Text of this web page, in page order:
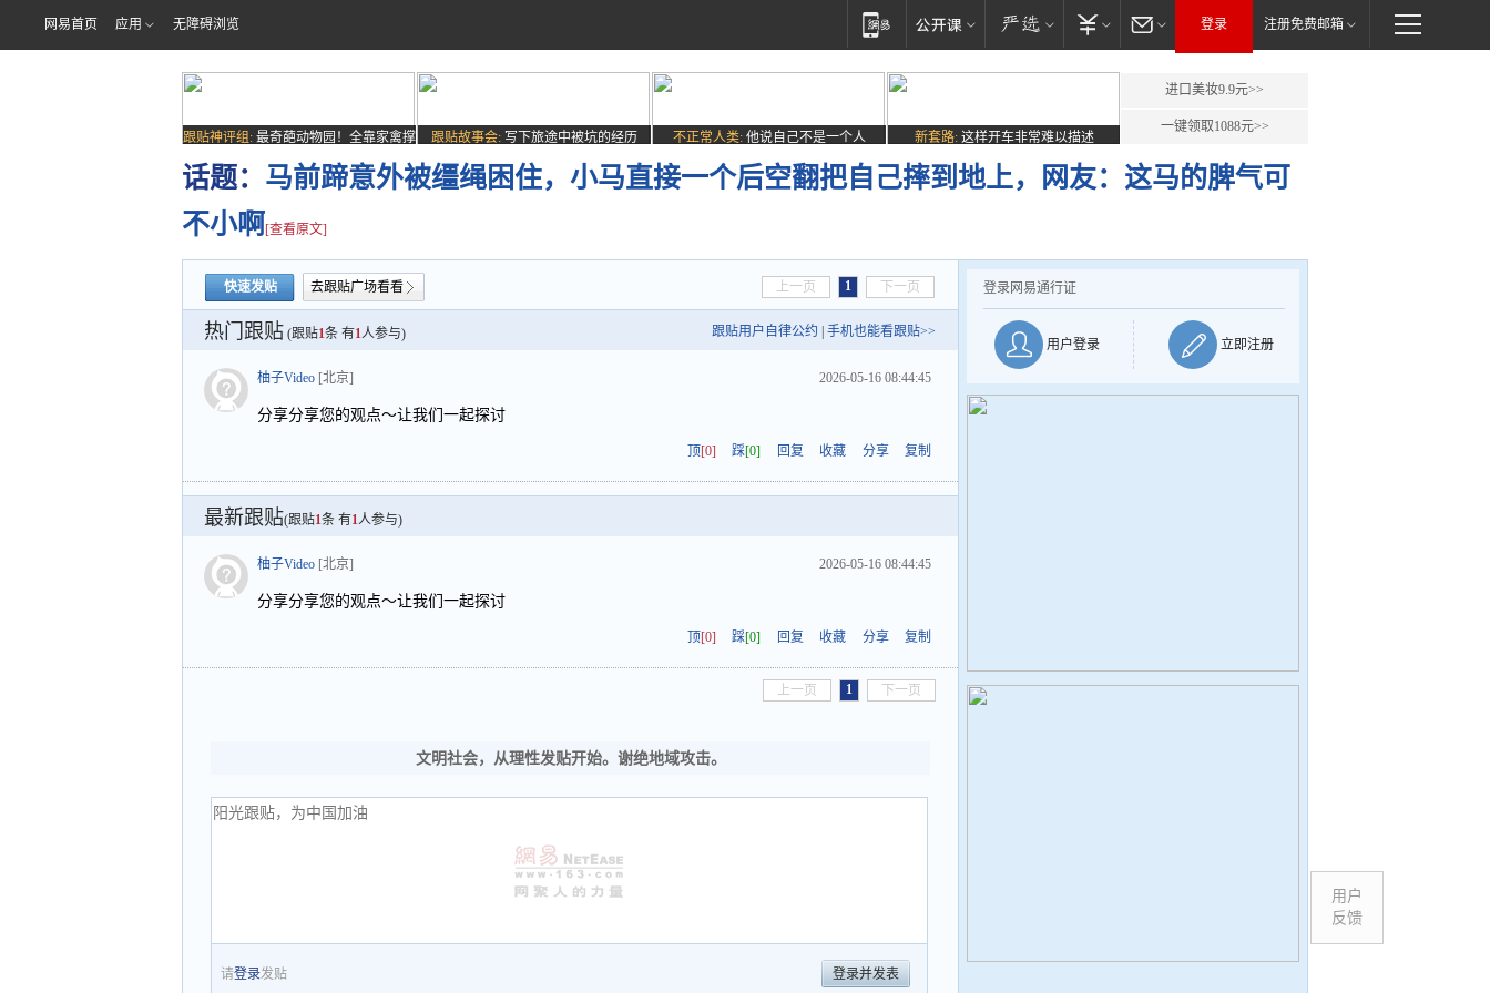
网易首页 应用 无障碍浏览 登录 注册免费邮箱
跟贴神评组: 最奇葩动物园！全靠家禽撑
场子
跟贴故事会: 写下旅途中被坑的经历 不正常人类: 他说自己不是一个人 新套路: 这样开车非常难以描述
进口美妆9.9元>>
一键领取1088元>>
话题： 马前蹄意外被缰绳困住，小马直接一个后空翻把自己摔到地上，网友：这马的脾气可
不小啊 [查看原文]
快速发贴 去跟贴广场看看 上一页 1 下一页
热门跟贴 (跟贴1条 有1人参与) 跟贴用户自律公约 手机也能看跟贴>>
柚子Video [北京] 2026-05-16 08:44:45
分享分享您的观点～让我们一起探讨
顶[0] 踩[0] 回复 收藏 分享 复制
最新跟贴(跟贴1条 有1人参与)
柚子Video [北京] 2026-05-16 08:44:45
分享分享您的观点～让我们一起探讨
顶[0] 踩[0] 回复 收藏 分享 复制
上一页 1 下一页
文明社会，从理性发贴开始。谢绝地域攻击。
请登录发贴 登录并发表
登录网易通行证
用户登录 立即注册
用户
反馈